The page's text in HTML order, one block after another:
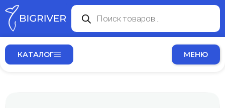
КАТАЛОГ МЕНЮ